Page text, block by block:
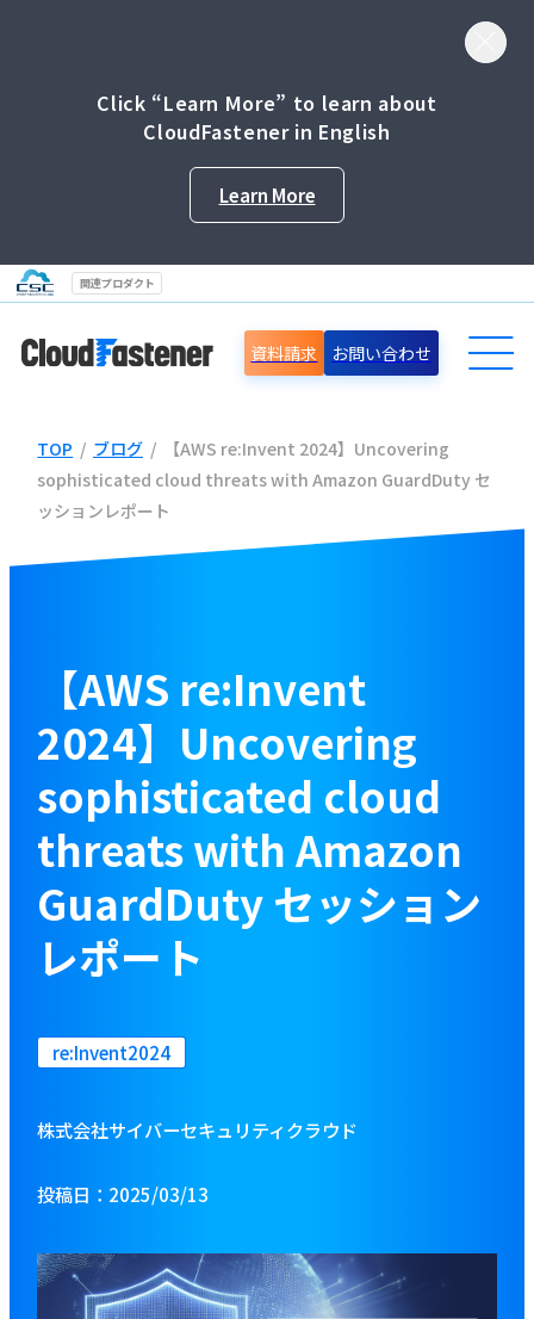
Click “Learn More” to learn about
CloudFastener in English
Learn More
関連プロダクト
導入事例
セミナー情報
資料をダウンロードする
お問い合わせ
資料請求 お問い合わせ
TOP / ブログ /
【AWS re:Invent 2024】Uncovering
sophisticated cloud threats with Amazon GuardDuty セ
ッションレポート
【AWS re:Invent
2024】Uncovering
sophisticated cloud
threats with Amazon
GuardDuty セッション
レポート
re:Invent2024
株式会社サイバーセキュリティクラウド
投稿日：2025/03/13